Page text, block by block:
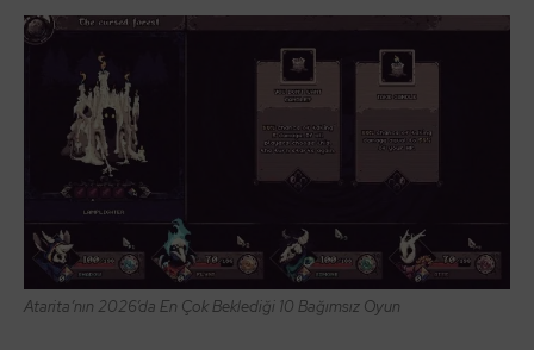
Atarita’nın 2026’da En Çok Beklediği 10 Bağımsız Oyun